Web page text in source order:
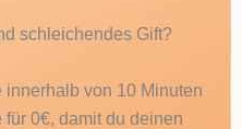
schleichendes Gift?
innerhalb von 10 Minuten
0€, damit du deinen